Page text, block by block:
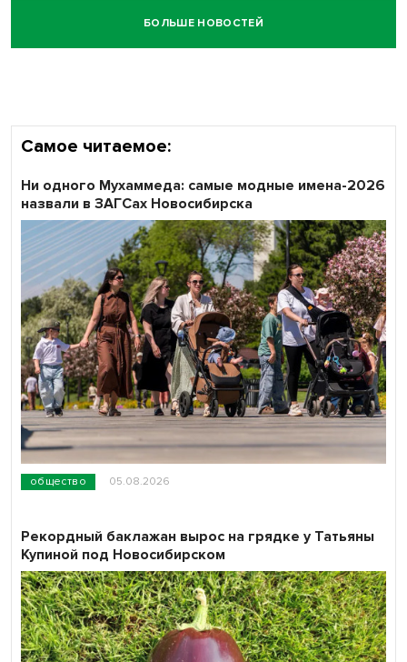
Кибертанки пошли в бой: «Ростелеком» объявляет
БОЛЬШЕ НОВОСТЕЙ
Самое читаемое:
общество 05.08.2026
Ни одного Мухаммеда: самые модные имена-2026
назвали в ЗАГСах Новосибирска
Рекордный баклажан вырос на грядке у Татьяны
Купиной под Новосибирском